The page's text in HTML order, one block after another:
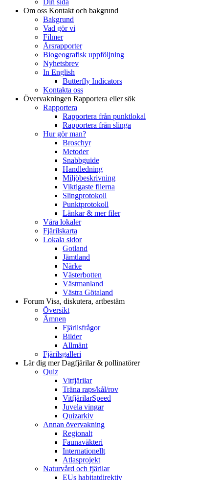
Om oss Kontakt och bakgrund
Bakgrund
Vad gör vi
Filmer
Årsrapporter
Biogeografisk uppföljning
Nyhetsbrev
In English
Butterfly Indicators
Kontakta oss
Övervakningen Rapportera eller sök
Rapportera
Rapportera från punktlokal
Rapportera från slinga
Hur gör man?
Broschyr
Metoder
Snabbguide
Handledning
Miljöbeskrivning
Viktigaste filerna
Slingprotokoll
Punktprotokoll
Länkar & mer filer
Våra lokaler
Fjärilskarta
Lokala sidor
Gotland
Jämtland
Närke
Västerbotten
Västmanland
Västra Götaland
Forum Visa, diskutera, artbestäm
Översikt
Ämnen
Fjärilsfrågor
Bilder
Allmänt
Fjärilsgalleri
Lär dig merDagfjärilar & pollinatörer
Quiz
Vitfjärilar
Träna raps/kål/rov
VitfjärilarSpeed
Juvela vingar
Quizarkiv
Annan övervakning
Regionalt
Faunaväkteri
Internationellt
Atlasprojekt
Naturvård och fjärilar
EUs habitatdirektiv